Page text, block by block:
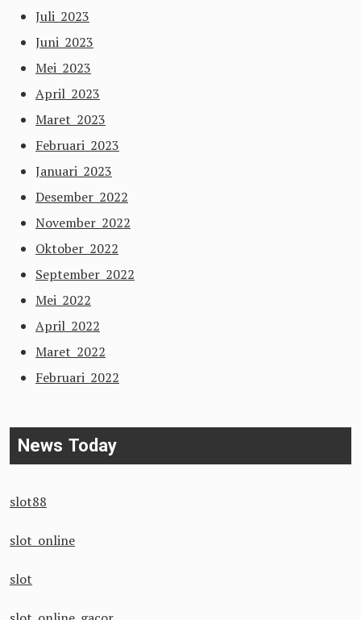
Juli 2023
Juni 2023
Mei 2023
April 2023
Maret 2023
Februari 2023
Januari 2023
Desember 2022
November 2022
Oktober 2022
September 2022
Mei 2022
April 2022
Maret 2022
Februari 2022
News Today
slot88
slot online
slot